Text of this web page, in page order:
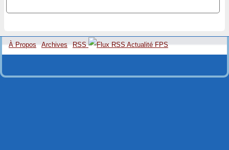
À Propos Archives RSS